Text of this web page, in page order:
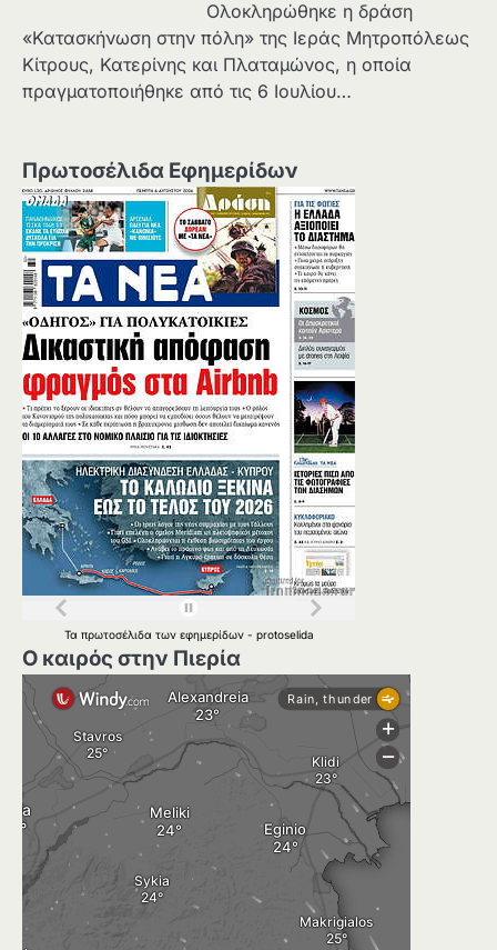
Ολοκληρώθηκε η δράση
«Κατασκήνωση στην πόλη» της Ιεράς Μητροπόλεως
Κίτρους, Κατερίνης και Πλαταμώνος, η οποία
πραγματοποιήθηκε από τις 6 Ιουλίου…
Πρωτοσέλιδα Εφημερίδων
Τα πρωτοσέλιδα των εφημερίδων - protoselida
Ο καιρός στην Πιερία